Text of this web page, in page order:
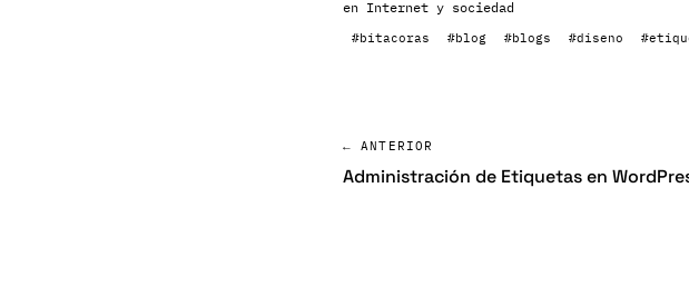
en Internet y sociedad
#bitacoras #blog #blogs #diseno
← ANTERIOR
Administración de Etiquetas en